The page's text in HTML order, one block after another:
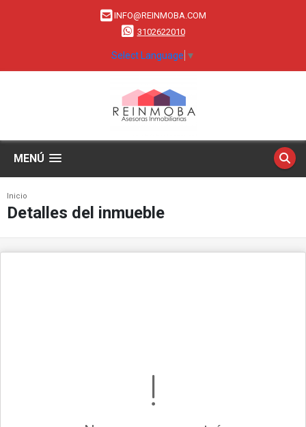
INFO@REINMOBA.COM
3102622010
Select Language ▼
MENÚ
Inicio
Detalles del inmueble